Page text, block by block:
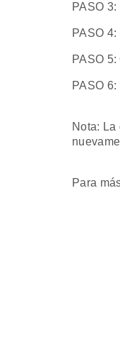
PASO
PASO
PASO
PASO
Nota:
Para